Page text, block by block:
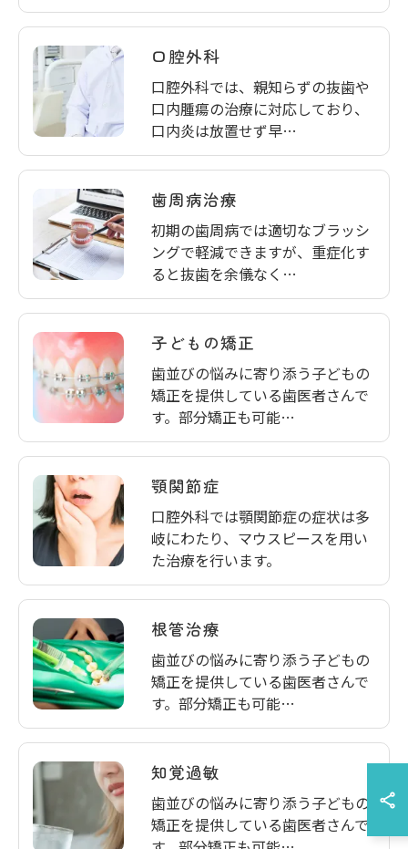
口腔外科
口腔外科では、親知らずの抜歯や
口内腫瘍の治療に対応しており、
口内炎は放置せず早…
歯周病治療
初期の歯周病では適切なブラッシ
ングで軽減できますが、重症化す
ると抜歯を余儀なく…
子どもの矯正
歯並びの悩みに寄り添う子どもの
矯正を提供している歯医者さんで
す。部分矯正も可能…
顎関節症
口腔外科では顎関節症の症状は多
岐にわたり、マウスピースを用い
た治療を行います。
根管治療
歯並びの悩みに寄り添う子どもの
矯正を提供している歯医者さんで
す。部分矯正も可能…
知覚過敏
歯並びの悩みに寄り添う子どもの
矯正を提供している歯医者さんで